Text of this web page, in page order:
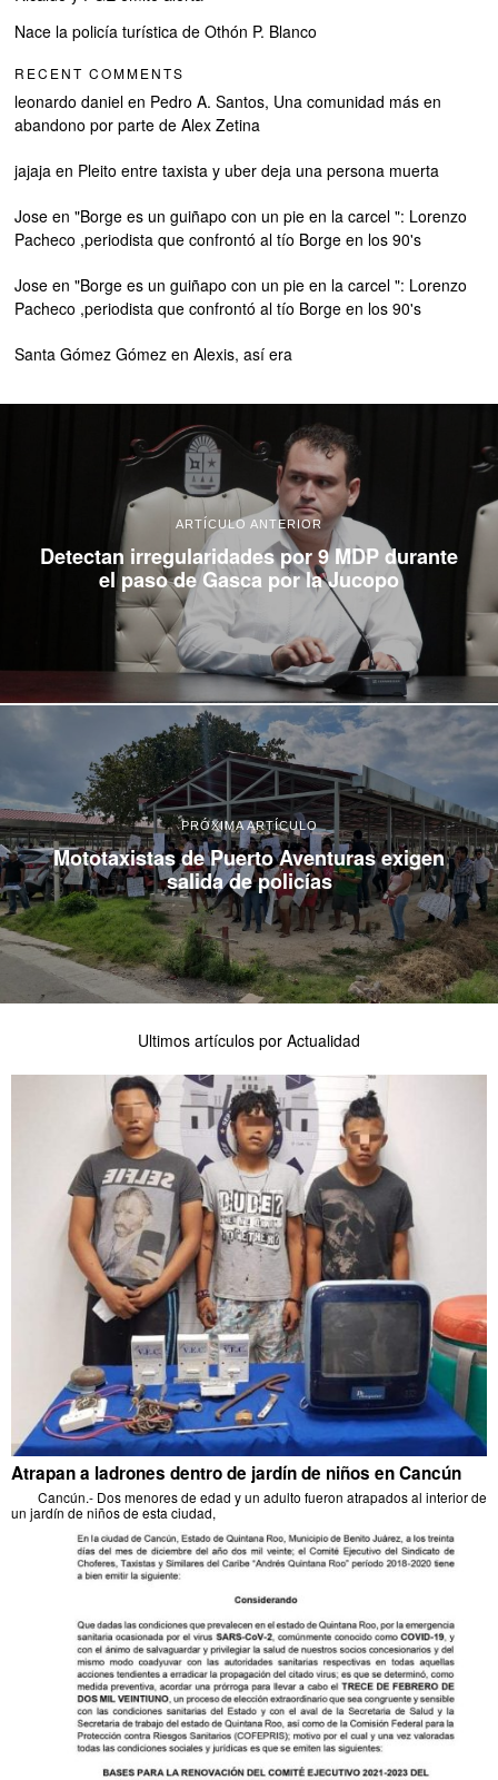
Nace la policía turística de Othón P. Blanco
RECENT COMMENTS
leonardo daniel en Pedro A. Santos, Una comunidad más en
abandono por parte de Alex Zetina
jajaja en Pleito entre taxista y uber deja una persona muerta
Jose en"Borge es un guiñapo con un pie en la carcel ": Lorenzo
Pacheco ,periodista que confrontó al tío Borge en los 90's
Jose en"Borge es un guiñapo con un pie en la carcel ": Lorenzo
Pacheco ,periodista que confrontó al tío Borge en los 90's
Santa Gómez Gómez enAlexis, así era
ARTÍCULO ANTERIOR
Detectan irregularidades por 9 MDP durante
el paso de Gasca por la Jucopo
PRÓXIMA ARTÍCULO
Mototaxistas de Puerto Aventuras exigen
salida de policías
Ultimos artículos por Actualidad
Atrapan a ladrones dentro de jardín de niños en Cancún
Cancún.- Dos menores de edad y un adulto fueron atrapados al interior de
un jardín de niños de esta ciudad,